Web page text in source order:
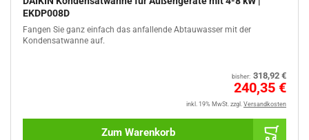
EKDP008D
Fangen Sie ganz einfach das anfallende Abtauwasser mit der
Kondensatwanne auf.
bisher: 318,92 €
240,35 €
inkl. 19% MwSt. zzgl. Versandkosten
Zum Warenkorb